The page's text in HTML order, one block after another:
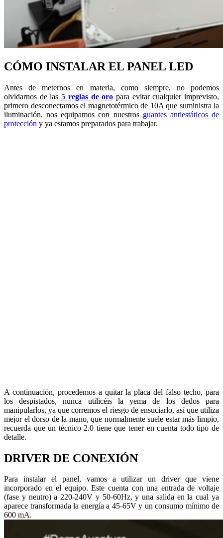
CÓMO INSTALAR EL PANEL LED
Antes de meternos en materia, como siempre, no podemos
olvidarnos de las5 reglas de oro para evitar cualquier imprevisto,
primero desconectamos el magnetotérmico de 10A que suministra la
iluminación, nos equipamos con nuestros guantes antiestáticos de
protección y ya estamos preparados para trabajar.
A continuación, procedemos a quitar la placa del falso techo, para
los despistados, nunca utilicéis la yema de los dedos para
manipularlos, ya que corremos el riesgo de ensuciarlo, así que utiliza
mejor el dorso de la mano, que normalmente suele estar más limpio,
recuerda que un técnico 2.0 tiene que tener en cuenta todo tipo de
detalle.
DRIVER DE CONEXIÓN
Para instalar el panel, vamos a utilizar un driver que viene
incorporado en el equipo. Este cuenta con una entrada de voltaje
(fase y neutro) a 220-240V y 50-60Hz, y una salida en la cual ya
aparece transformada la energía a 45-65V y un consumo mínimo de
600 mA.